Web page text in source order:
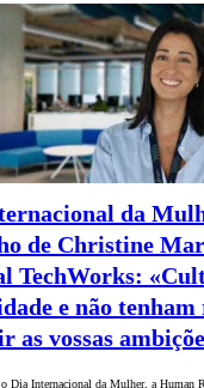
da
de Christine
TechWorks:
e não tenham
as vossas
o Dia Internacional da Mulher, a Human